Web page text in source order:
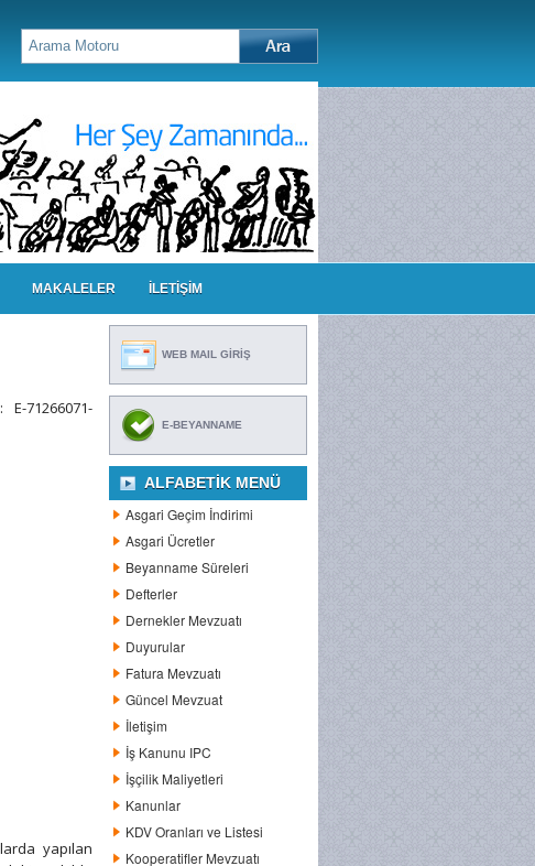
MAKALELER İLETİŞİM
71266071-
yapılan
WEB MAIL GİRİŞ
E-BEYANNAME
ALFABETIK MENÜ
Asgari Geçim İndirimi
Asgari Ücretler
Beyanname Süreleri
Defterler
Dernekler Mevzuatı
Duyurular
Fatura Mevzuatı
Güncel Mevzuat
İletişim
İş Kanunu IPC
İşçilik Maliyetleri
Kanunlar
KDV Oranları ve Listesi
Kooperatifler Mevzuatı